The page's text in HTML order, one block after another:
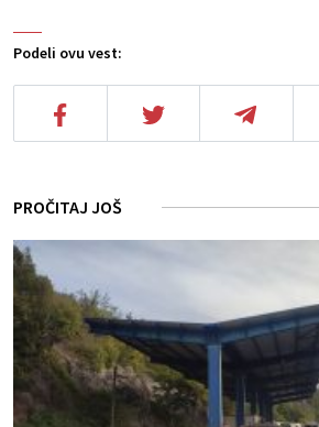
Podeli ovu vest:
PROČITAJ JOŠ